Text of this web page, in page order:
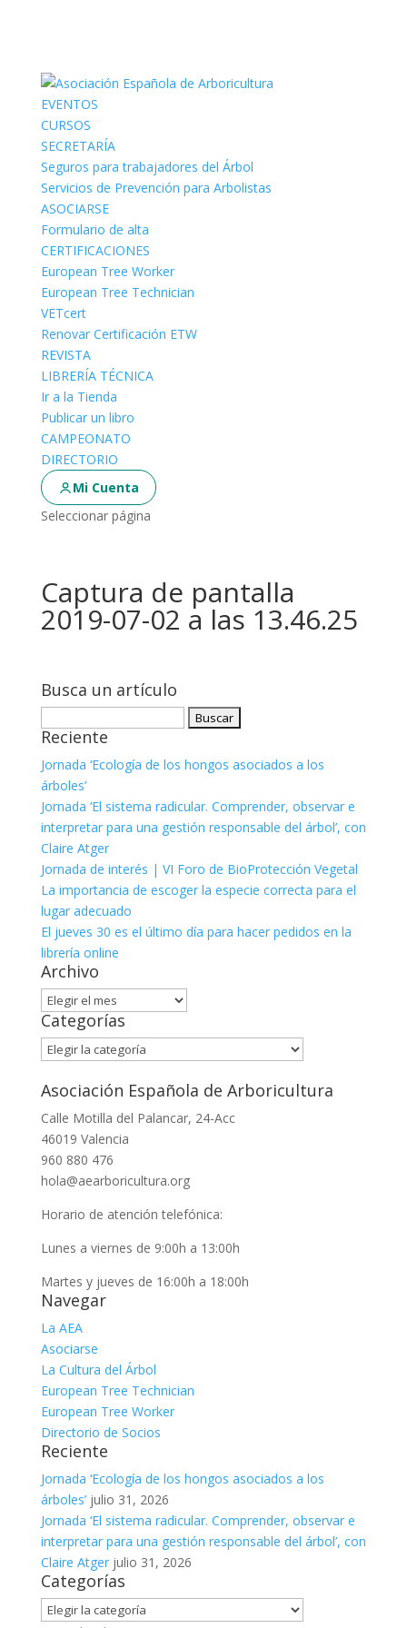
EVENTOS
CURSOS
SECRETARÍA
Seguros para trabajadores del Árbol
Servicios de Prevención para Arbolistas
ASOCIARSE
Formulario de alta
CERTIFICACIONES
European Tree Worker
European Tree Technician
VETcert
Renovar Certificación ETW
REVISTA
LIBRERÍA TÉCNICA
Ir a la Tienda
Publicar un libro
CAMPEONATO
DIRECTORIO
Mi Cuenta
Seleccionar página
Captura de pantalla
2019-07-02 a las 13.46.25
Busca un artículo
Reciente
Jornada ‘Ecología de los hongos asociados a los
árboles’
Jornada ‘El sistema radicular. Comprender, observar e
interpretar para una gestión responsable del árbol’, con
Claire Atger
Jornada de interés | VI Foro de BioProtección Vegetal
La importancia de escoger la especie correcta para el
lugar adecuado
El jueves 30 es el último día para hacer pedidos en la
librería online
Archivo
Archivo
Categorías
Categorías
Asociación Española de Arboricultura
Calle Motilla del Palancar, 24-Acc
46019 Valencia
960 880 476
hola@aearboricultura.org
Horario de atención telefónica:
Lunes a viernes de 9:00h a 13:00h
Martes y jueves de 16:00h a 18:00h
Navegar
La AEA
Asociarse
La Cultura del Árbol
European Tree Technician
European Tree Worker
Directorio de Socios
Reciente
Jornada ‘Ecología de los hongos asociados a los
árboles’ julio 31, 2026
Jornada ‘El sistema radicular. Comprender, observar e
interpretar para una gestión responsable del árbol’, con
Claire Atger julio 31, 2026
Categorías
Categorías